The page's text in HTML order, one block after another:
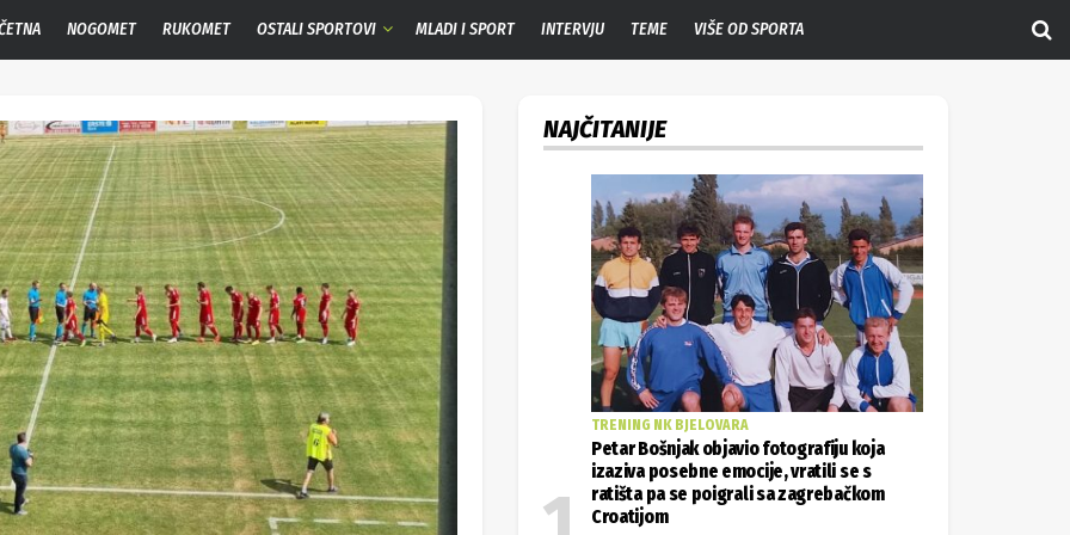
NOGOMET RUKOMET OSTALI SPORTOVI MLADI I SPORT INTERVJU TEME VIŠE OD SPORTA
NAJČITANIJE
TRENING NK BJELOVARA
Petar Bošnjak objavio fotografiju koja
izaziva posebne emocije, vratili se s
ratišta pa se poigrali sa zagrebačkom
Croatijom